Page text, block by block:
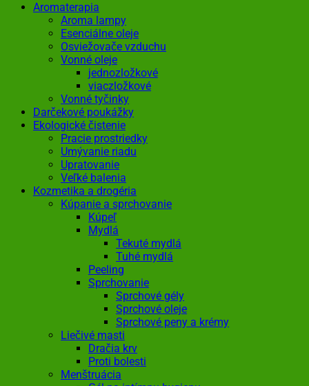
Aromaterapia
Aroma lampy
Esenciálne oleje
Osviežovače vzduchu
Vonné oleje
jednozložkové
viaczložkové
Vonné tyčinky
Darčekové poukážky
Ekologické čistenie
Pracie prostriedky
Umývanie riadu
Upratovanie
Veľké balenia
Kozmetika a drogéria
Kúpanie a sprchovanie
Kúpeľ
Mydlá
Tekuté mydlá
Tuhé mydlá
Peeling
Sprchovanie
Sprchové gély
Sprchové oleje
Sprchové peny a krémy
Liečivé masti
Dračia krv
Proti bolesti
Menštruácia